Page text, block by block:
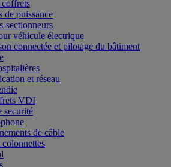
de puissance
sectionneurs
véhicule électrique
connectée et pilotage du bâtiment
et réseau
VDI
securité
de câble